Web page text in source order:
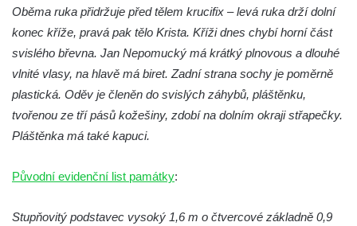
Socha Opičákovník v ZOO Hluboká
Socha Roháč v ZOO Hluboká
Socha Mystik v ZOO Hluboká
čp. 69/1 v Českých Budějovicích
Socha Jana Valeria Jirsíka u Černé věže v
Socha Krista klesajícího pod křížem u
Budějovicích
Oběma ruka přidržuje před tělem krucifix – levá ruka drží dolní
konec kříže, pravá pak tělo Krista. Kříži dnes chybí horní část
svislého břevna. Jan Nepomucký má krátký plnovous a dlouhé
vlnité vlasy, na hlavě má biret. Zadní strana sochy je poměrně
plastická. Oděv je členěn do svislých záhybů, pláštěnku,
tvořenou ze tří pásů kožešiny, zdobí na dolním okraji střapečky.
Pláštěnka má také kapuci.
Původní evidenční list památky:
Stupňovitý podstavec vysoký 1,6 m o čtvercové základně 0,9